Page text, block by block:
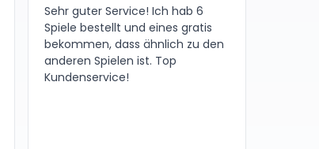
Sehr guter Service! Ich hab 6
Spiele bestellt und eines gratis
bekommen, dass ähnlich zu den
anderen Spielen ist. Top
Kundenservice!